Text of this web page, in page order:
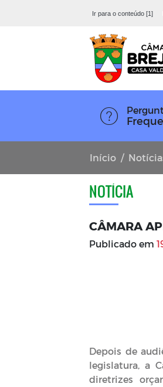
Ir para o conteúdo [1]
Início
NOTÍCIA
CÂMARA
Publicado em
Depois de
legislatura, a
diretrizes